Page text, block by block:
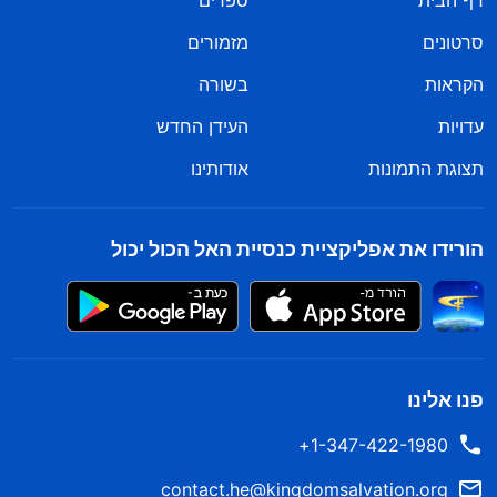
סרטונים
מזמורים
הקראות
בשורה
עדויות
העידן החדש
תצוגת התמונות
אודותינו
הורידו את אפליקציית כנסיית האל הכול יכול
פנו אלינו
1-347-422-1980+
contact.he@kingdomsalvation.org